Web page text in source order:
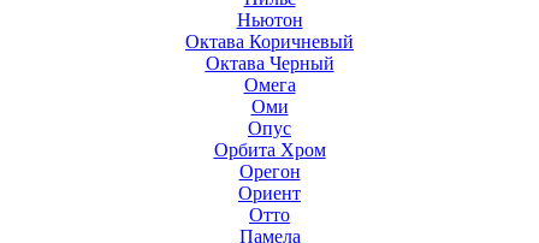
Ньютон
Октава Коричневый
Октава Черный
Омега
Оми
Опус
Орбита Хром
Орегон
Ориент
Отто
Памела